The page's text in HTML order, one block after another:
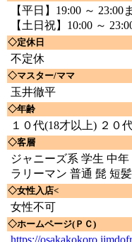
【平日】19:00 ～ 23:00
【土日祝】10:00 ～
◇定休日
不定休
◇マスター/ママ
玉井徹平
◇年齢
１０代(18才以上) ２０
◇客層
ジャニーズ系 学生 中
ラリーマン 普通 髭 短
◇女性入店<
女性不可
◇ホームページ(ＰＣ)
https://